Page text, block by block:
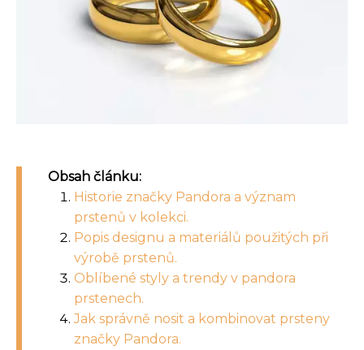
Obsah článku:
Historie značky Pandora a význam
prstenů v kolekci.
Popis designu a materiálů použitých při
výrobě prstenů.
Oblíbené styly a trendy v pandora
prstenech.
Jak správně nosit a kombinovat prsteny
značky Pandora.